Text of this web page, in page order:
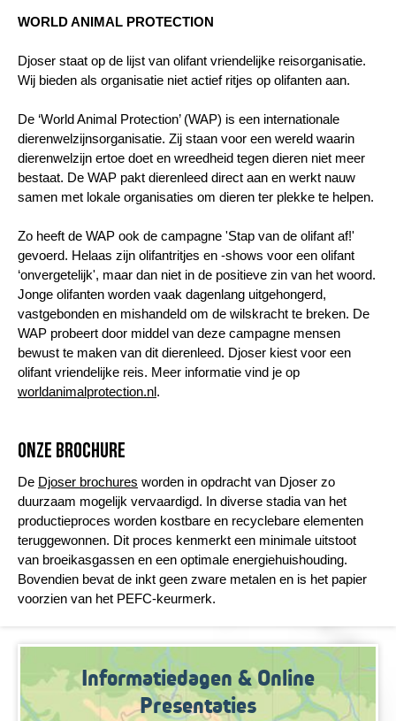
WORLD ANIMAL PROTECTION
Djoser staat op de lijst van olifant vriendelijke reisorganisatie.
Wij bieden als organisatie niet actief ritjes op olifanten aan.
De ‘World Animal Protection’ (WAP) is een internationale
dierenwelzijnsorganisatie. Zij staan voor een wereld waarin
dierenwelzijn ertoe doet en wreedheid tegen dieren niet meer
bestaat. De WAP pakt dierenleed direct aan en werkt nauw
samen met lokale organisaties om dieren ter plekke te helpen.
Zo heeft de WAP ook de campagne 'Stap van de olifant af!'
gevoerd. Helaas zijn olifantritjes en -shows voor een olifant
‘onvergetelijk', maar dan niet in de positieve zin van het woord.
Jonge olifanten worden vaak dagenlang uitgehongerd,
vastgebonden en mishandeld om de wilskracht te breken. De
WAP probeert door middel van deze campagne mensen
bewust te maken van dit dierenleed. Djoser kiest voor een
olifant vriendelijke reis. Meer informatie vind je op
worldanimalprotection.nl.
Onze brochure
De Djoser brochures worden in opdracht van Djoser zo
duurzaam mogelijk vervaardigd. In diverse stadia van het
productieproces worden kostbare en recyclebare elementen
teruggewonnen. Dit proces kenmerkt een minimale uitstoot
van broeikasgassen en een optimale energiehuishouding.
Bovendien bevat de inkt geen zware metalen en is het papier
voorzien van het PEFC-keurmerk.
Informatiedagen & Online
Presentaties